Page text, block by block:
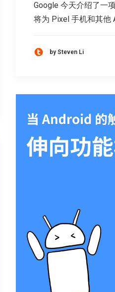
Google 今天介绍了一
将为 Pixel 手机和其他
by Steven Li